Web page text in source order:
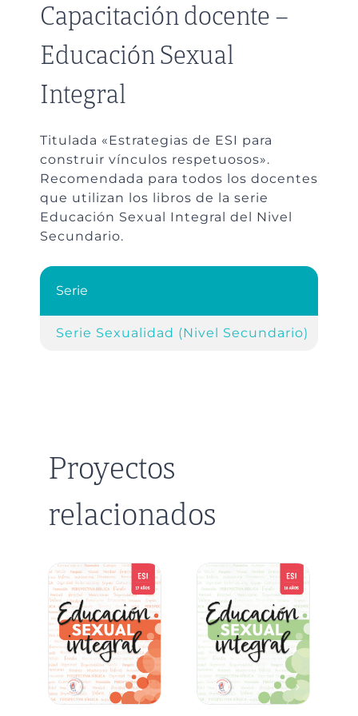
Capacitación docente –
Educación Sexual
Integral
Titulada «Estrategias de ESI para
construir vínculos respetuosos».
Recomendada para todos los docentes
que utilizan los libros de la serie
Educación Sexual Integral del Nivel
Secundario.
Serie
Serie Sexualidad (Nivel Secundario)
Proyectos
relacionados